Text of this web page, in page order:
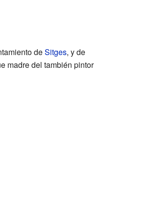
deSitges, y de
madre del también pintor